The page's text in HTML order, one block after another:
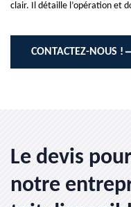
clair. Il détaille l’opération et
CONTACTEZ-NOUS !
Le devis
notre